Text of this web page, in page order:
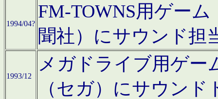
1994/04?
FM-TOWNS用ゲー
聞社）にサウンド担
1993/12
メガドライブ用ゲー
（セガ）にサウン